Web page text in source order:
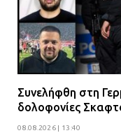
Συνελήφθη στη
δολοφονίες
08.08.2026 | 13:40